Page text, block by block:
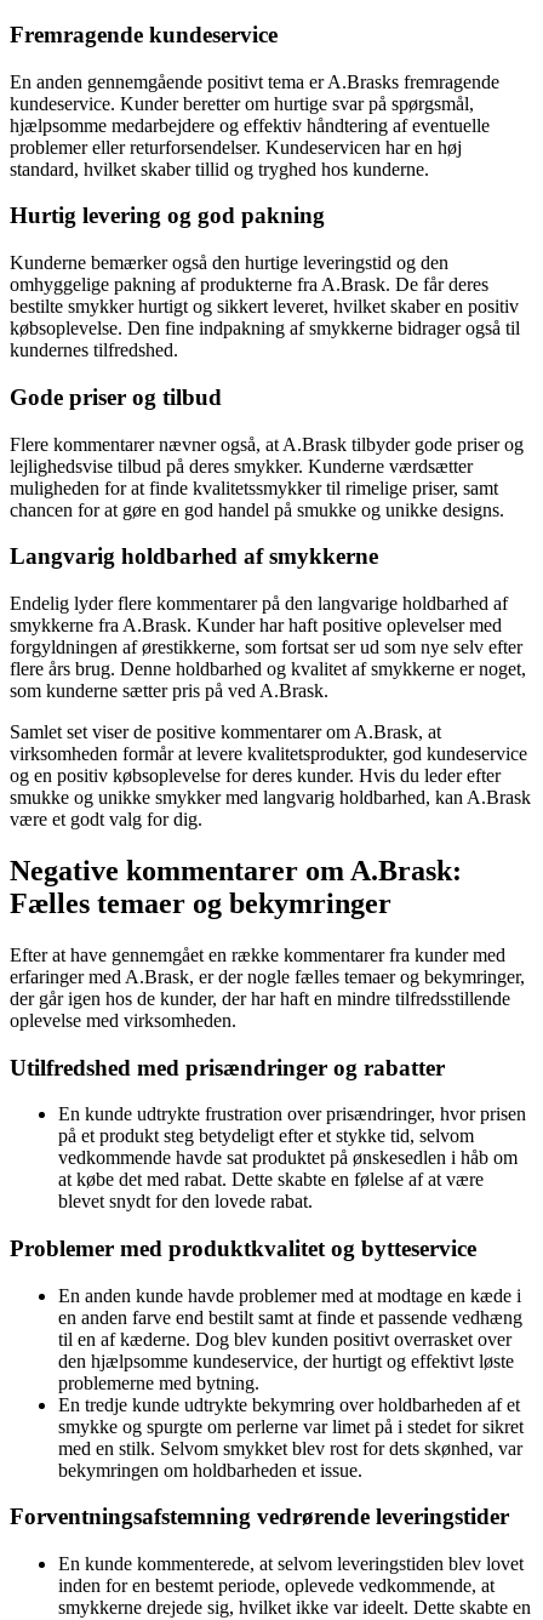
Fremragende kundeservice
En anden gennemgående positivt tema er A.Brasks fremragende
kundeservice. Kunder beretter om hurtige svar på spørgsmål,
hjælpsomme medarbejdere og effektiv håndtering af eventuelle
problemer eller returforsendelser. Kundeservicen har en høj
standard, hvilket skaber tillid og tryghed hos kunderne.
Hurtig levering og god pakning
Kunderne bemærker også den hurtige leveringstid og den
omhyggelige pakning af produkterne fra A.Brask. De får deres
bestilte smykker hurtigt og sikkert leveret, hvilket skaber en positiv
købsoplevelse. Den fine indpakning af smykkerne bidrager også til
kundernes tilfredshed.
Gode priser og tilbud
Flere kommentarer nævner også, at A.Brask tilbyder gode priser og
lejlighedsvise tilbud på deres smykker. Kunderne værdsætter
muligheden for at finde kvalitetssmykker til rimelige priser, samt
chancen for at gøre en god handel på smukke og unikke designs.
Langvarig holdbarhed af smykkerne
Endelig lyder flere kommentarer på den langvarige holdbarhed af
smykkerne fra A.Brask. Kunder har haft positive oplevelser med
forgyldningen af ørestikkerne, som fortsat ser ud som nye selv efter
flere års brug. Denne holdbarhed og kvalitet af smykkerne er noget,
som kunderne sætter pris på ved A.Brask.
Samlet set viser de positive kommentarer om A.Brask, at
virksomheden formår at levere kvalitetsprodukter, god kundeservice
og en positiv købsoplevelse for deres kunder. Hvis du leder efter
smukke og unikke smykker med langvarig holdbarhed, kan A.Brask
være et godt valg for dig.
Negative kommentarer om A.Brask:
Fælles temaer og bekymringer
Efter at have gennemgået en række kommentarer fra kunder med
erfaringer med A.Brask, er der nogle fælles temaer og bekymringer,
der går igen hos de kunder, der har haft en mindre tilfredsstillende
oplevelse med virksomheden.
Utilfredshed med prisændringer og rabatter
En kunde udtrykte frustration over prisændringer, hvor prisen
på et produkt steg betydeligt efter et stykke tid, selvom
vedkommende havde sat produktet på ønskesedlen i håb om
at købe det med rabat. Dette skabte en følelse af at være
blevet snydt for den lovede rabat.
Problemer med produktkvalitet og bytteservice
En anden kunde havde problemer med at modtage en kæde i
en anden farve end bestilt samt at finde et passende vedhæng
til en af kæderne. Dog blev kunden positivt overrasket over
den hjælpsomme kundeservice, der hurtigt og effektivt løste
problemerne med bytning.
En tredje kunde udtrykte bekymring over holdbarheden af et
smykke og spurgte om perlerne var limet på i stedet for sikret
med en stilk. Selvom smykket blev rost for dets skønhed, var
bekymringen om holdbarheden et issue.
Forventningsafstemning vedrørende leveringstider
En kunde kommenterede, at selvom leveringstiden blev lovet
inden for en bestemt periode, oplevede vedkommende, at
smykkerne drejede sig, hvilket ikke var ideelt. Dette skabte en